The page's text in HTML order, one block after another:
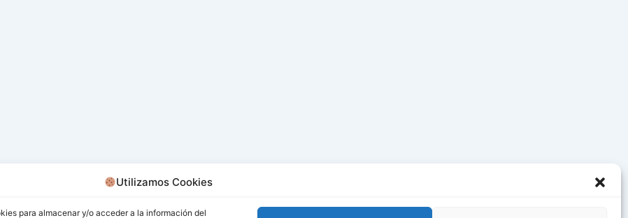
Utilizamos Cookies
para almacenar y/o acceder a la información del